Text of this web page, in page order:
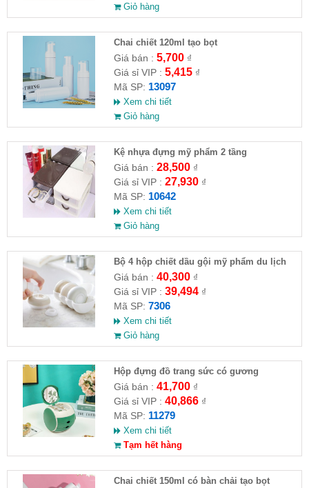
Giỏ hàng
Chai chiết 120ml tạo bọt
Giá bán : 5,700₫
Giá sỉ VIP : 5,415₫
Mã SP: 13097
Xem chi tiết
Giỏ hàng
Kệ nhựa đựng mỹ phẩm 2 tầng
Giá bán : 28,500₫
Giá sỉ VIP : 27,930₫
Mã SP: 10642
Xem chi tiết
Giỏ hàng
Bộ 4 hộp chiết dầu gội mỹ phẩm du lịch
Giá bán : 40,300₫
Giá sỉ VIP : 39,494₫
Mã SP: 7306
Xem chi tiết
Giỏ hàng
Hộp đựng đồ trang sức có gương
Giá bán : 41,700₫
Giá sỉ VIP : 40,866₫
Mã SP: 11279
Xem chi tiết
Tạm hết hàng
Chai chiết 150ml có bàn chải tạo bọt